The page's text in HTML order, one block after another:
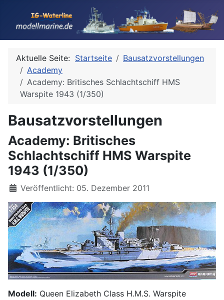
Aktuelle Seite: Startseite
Bausatzvorstellungen
Academy
Academy: Britisches Schlachtschiff HMS
Warspite 1943 (1/350)
Bausatzvorstellungen
Academy: Britisches
Schlachtschiff HMS Warspite
1943 (1/350)
Details
Veröffentlicht: 05. Dezember 2011
Modell: Queen Elizabeth Class H.M.S. Warspite